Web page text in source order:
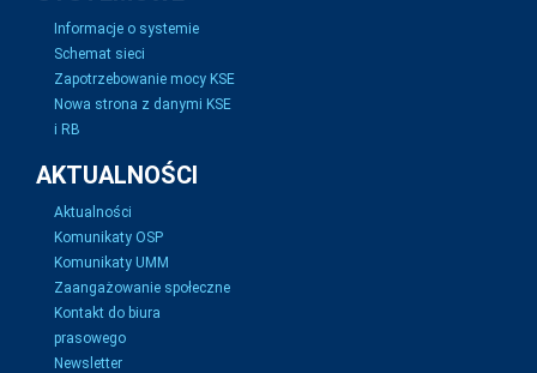
Informacje o systemie
Schemat sieci
Zapotrzebowanie mocy KSE
Nowa strona z danymi KSE
i RB
AKTUALNOŚCI
Aktualności
Komunikaty OSP
Komunikaty UMM
Zaangażowanie społeczne
Kontakt do biura
prasowego
Newsletter